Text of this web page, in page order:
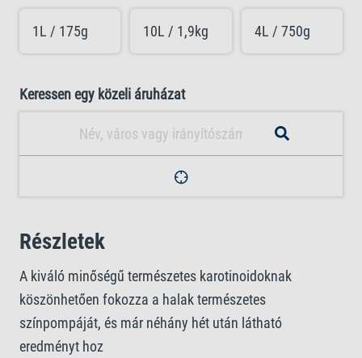
1L / 175g 10L / 1,9kg 4L / 750g
Keressen egy közeli áruházat
Részletek
A kiváló minőségű természetes karotinoidoknak
köszönhetően fokozza a halak természetes
színpompáját, és már néhány hét után látható
eredményt hoz